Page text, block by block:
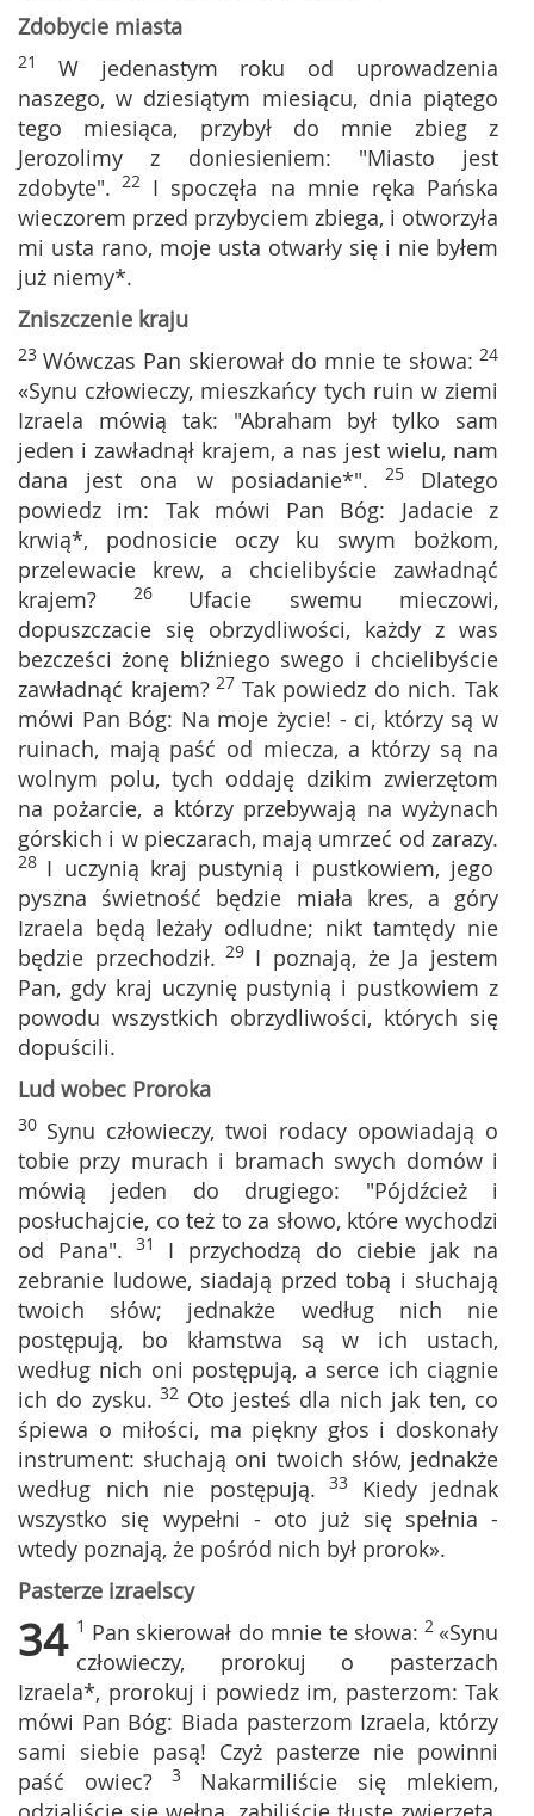
Zdobycie miasta
21 W jedenastym roku od uprowadzenia
naszego, w dziesiątym miesiącu, dnia piątego
tego miesiąca, przybył do mnie zbieg z
Jerozolimy z doniesieniem: "Miasto jest
zdobyte". 22 I spoczęła na mnie ręka Pańska
wieczorem przed przybyciem zbiega, i otworzyła
mi usta rano, moje usta otwarły się i nie byłem
już niemy*.
Zniszczenie kraju
23 Wówczas Pan skierował do mnie te słowa: 24
«Synu człowieczy, mieszkańcy tych ruin w ziemi
Izraela mówią tak: "Abraham był tylko sam
jeden i zawładnął krajem, a nas jest wielu, nam
dana jest ona w posiadanie*". 25 Dlatego
powiedz im: Tak mówi Pan Bóg: Jadacie z
krwią*, podnosicie oczy ku swym bożkom,
przelewacie krew, a chcielibyście zawładnąć
krajem? 26 Ufacie swemu mieczowi,
dopuszczacie się obrzydliwości, każdy z was
bezcześci żonę bliźniego swego i chcielibyście
zawładnąć krajem?27 Tak powiedz do nich. Tak
mówi Pan Bóg: Na moje życie! - ci, którzy są w
ruinach, mają paść od miecza, a którzy są na
wolnym polu, tych oddaję dzikim zwierzętom
na pożarcie, a którzy przebywają na wyżynach
górskich i w pieczarach, mają umrzeć od zarazy.
28 I uczynią kraj pustynią i pustkowiem, jego
pyszna świetność będzie miała kres, a góry
Izraela będą leżały odludne; nikt tamtędy nie
będzie przechodził. 29 I poznają, że Ja jestem
Pan, gdy kraj uczynię pustynią i pustkowiem z
powodu wszystkich obrzydliwości, których się
dopuścili.
Lud wobec Proroka
30 Synu człowieczy, twoi rodacy opowiadają o
tobie przy murach i bramach swych domów i
mówią jeden do drugiego: "Pójdźcież i
posłuchajcie, co też to za słowo, które wychodzi
od Pana". 31 I przychodzą do ciebie jak na
zebranie ludowe, siadają przed tobą i słuchają
twoich słów; jednakże według nich nie
postępują, bo kłamstwa są w ich ustach,
według nich oni postępują, a serce ich ciągnie
ich do zysku. 32 Oto jesteś dla nich jak ten, co
śpiewa o miłości, ma piękny głos i doskonały
instrument: słuchają oni twoich słów, jednakże
według nich nie postępują. 33 Kiedy jednak
wszystko się wypełni - oto już się spełnia -
wtedy poznają, że pośród nich był prorok».
Pasterze izraelscy
34 1 Pan skierował do mnie te słowa: 2 «Synu
człowieczy, prorokuj o pasterzach
Izraela*, prorokuj i powiedz im, pasterzom: Tak
mówi Pan Bóg: Biada pasterzom Izraela, którzy
sami siebie pasą! Czyż pasterze nie powinni
paść owiec? 3 Nakarmiliście się mlekiem,